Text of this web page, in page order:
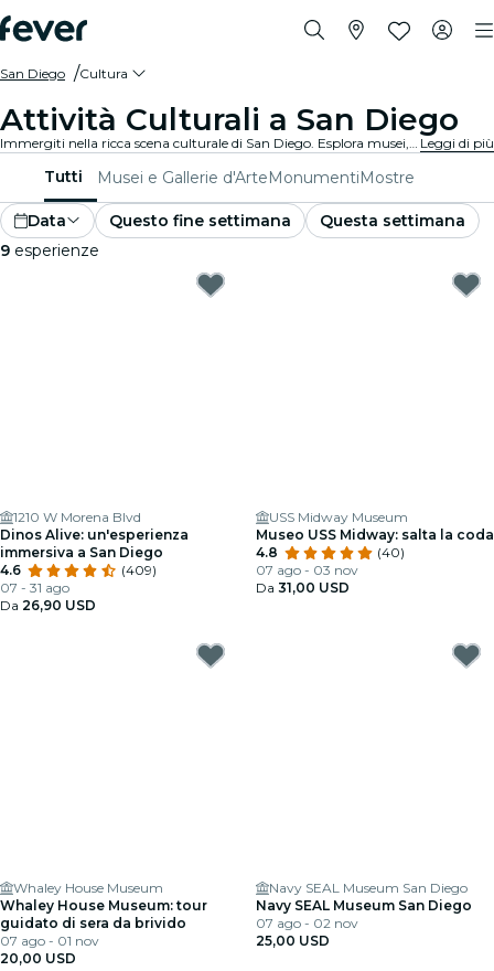
San Diego Cultura
Attività Culturali a San Diego
Immergiti nella ricca scena culturale di San Diego. Esplora musei, partecipa a eventi culturali e soddisfa la tua sete di conoscenza. Leggi di più
Tutti Musei e Gallerie d'ArteMonumentiMostre
Data Questo fine settimana
Questa settimana
9 esperienze
1210 W Morena Blvd
Dinos Alive: un'esperienza
immersiva a San Diego
4.6
(409)
07 - 31 ago
Da 26,90 USD
USS Midway Museum
Museo USS Midway: salta la coda
4.8
(40)
07 ago - 03 nov
Da 31,00 USD
Whaley House Museum
Whaley House Museum: tour
guidato di sera da brivido
07 ago - 01 nov
20,00 USD
Navy SEAL Museum San Diego
Navy SEAL Museum San Diego
07 ago - 02 nov
25,00 USD